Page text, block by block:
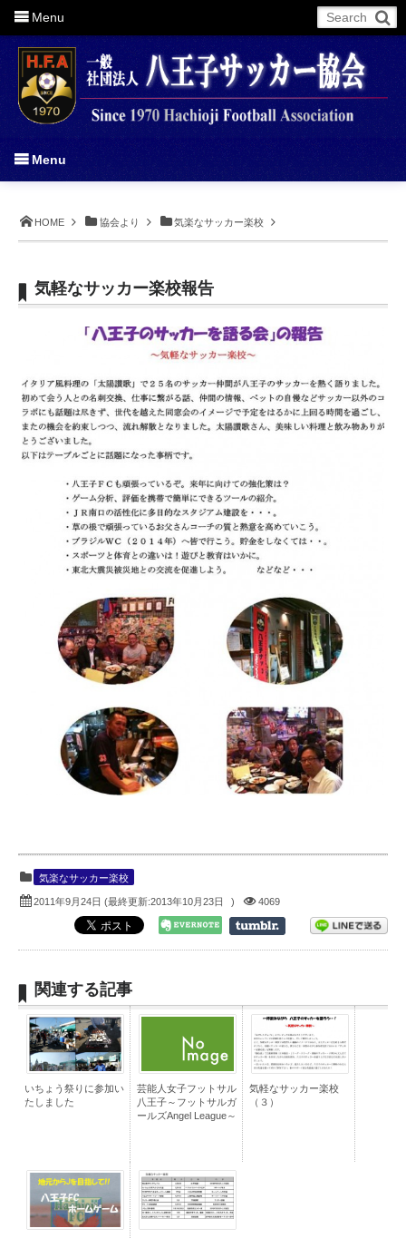
HOME 協会より 気楽なサッカー楽校
気軽なサッカー楽校報告
気楽なサッカー楽校
2011年9月24日 (最終更新:2013年10月23日 ) 4069
関連する記事
いちょう祭りに参加い
たしました
芸能人女子フットサル
八王子～フットサルガ
ールズAngel League～
気軽なサッカー楽校
（３）
More
Menu
Menu